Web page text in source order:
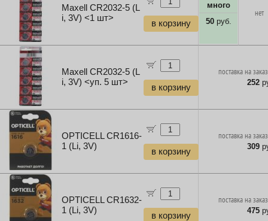
Maxell CR2032-5 (L
i, 3V) <1 шт>
в корзину
много
50руб.
нет
Maxell CR2032-5 (L
i, 3V) <уп. 5 шт>
в корзину
поставка на
252
OPTICELL CR1616-
1 (Li, 3V)
в корзину
поставка на
309
OPTICELL CR1632-
1 (Li, 3V)
в корзину
поставка на
475